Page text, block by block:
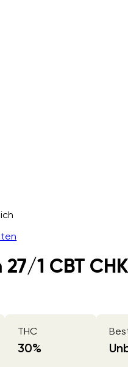
27/1 CBT
THC
30%